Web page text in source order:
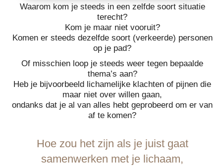
Waarom kom je steeds in een zelfde soort situatie
terecht?
Kom je maar niet vooruit?
Komen er steeds dezelfde soort (verkeerde) personen
op je pad?
Of misschien loop je steeds weer tegen bepaalde
thema’s aan?
Heb je bijvoorbeeld lichamelijke klachten of pijnen die
maar niet over willen gaan,
ondanks dat je al van alles hebt geprobeerd om er van
af te komen?
Hoe zou het zijn als je juist gaat
samenwerken met je lichaam,